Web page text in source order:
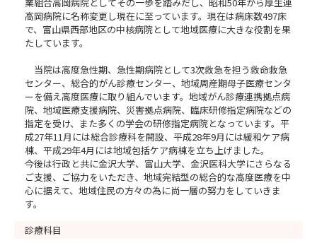
高岡病院に名称変更し現在に至っています。現在は病床数497床
で、富山県西部地区の中核病院として地域医療に大きな役割を果
たしています。
当院は高度急性期、急性期病院として3次救急を担う救命救急
センター、総合的がん診療センター、地域周産期母子医療センタ
ーを備え高度医療に取り組んでいます。地域がん診療連携拠点病
院、地域医療支援病院、災害拠点病院、臨床研修指定病院などの
指定を受け、また多くの学会の研修指定病院となっています。平
成27年11月には総合診療科を開設、平成28年9月には緩和ケア病
棟、平成29年4月には地域包括ケア病棟を立ち上げました。
今後は行政と共に金沢大学、富山大学、金沢医科大学にさらなる
ご支援、ご協力をいただき、地域完結型の総合的な高度医療を中
心に据えて、地域住民の方々の為に尚一層の努力をしていきま
す。
診療科目